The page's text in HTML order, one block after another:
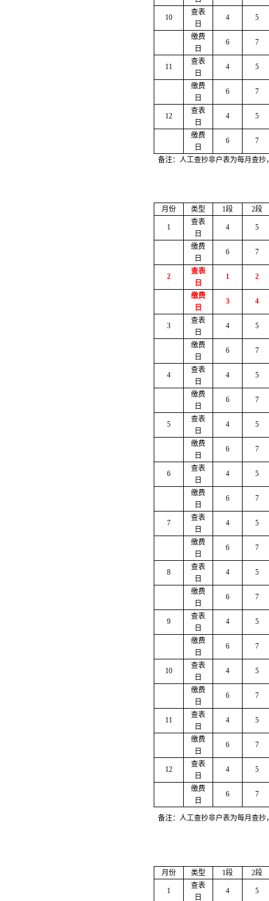
10
查表
日
4 5
缴费
日
6 7
11
查表
日
4 5
缴费
日
6 7
12
查表
日
4 5
缴费
日
6 7
备注：人工查抄非户表为每月查
月份 类型 1段 2段
1
查表
日
4 5
缴费
日
6 7
2
查表
日
1 2
缴费
日
3 4
3
查表
日
4 5
缴费
日
6 7
4
查表
日
4 5
缴费
日
6 7
5
查表
日
4 5
缴费
日
6 7
6
查表
日
4 5
缴费
日
6 7
7
查表
日
4 5
缴费
日
6 7
8
查表
日
4 5
缴费
日
6 7
9
查表
日
4 5
缴费
日
6 7
10
查表
日
4 5
缴费
日
6 7
11
查表
日
4 5
缴费
日
6 7
12
查表
日
4 5
缴费
日
6 7
备注：人工查抄非户表为每月查
月份 类型 1段 2段
1
查表
日
4 5